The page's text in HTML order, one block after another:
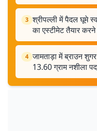
3 श्रीपल्ली में पैदल घूमे
का एस्टीमेट तैयार करने
4 जामताड़ा में ब्राउन
13.60 ग्राम नशीला